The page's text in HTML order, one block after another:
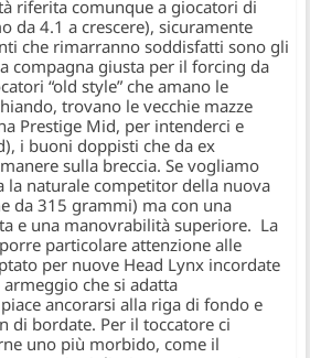
riferita comunque a giocatori di
da 4.1 a crescere), sicuramente
che rimarranno soddisfatti sono gli
compagna giusta per il forcing da
“old style” che amano le
trovano le vecchie mazze
Prestige Mid, per intenderci e
i buoni doppisti che da ex
sulla breccia. Se vogliamo
la naturale competitor della nuova
da 315 grammi) ma con una
e una manovrabilità superiore. La
particolare attenzione alle
per nuove Head Lynx incordate
che si adatta
ancorarsi alla riga di fondo e
di bordate. Per il toccatore ci
uno più morbido, come il